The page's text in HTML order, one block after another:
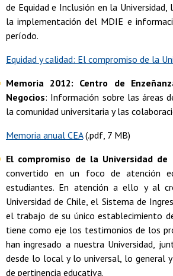
de Equidad e Inclusión en la
la implementación del MDIE e
período.
Equidad y calidad: El compromiso de la
Memoria 2012: Centro de
Negocios: Información sobre las áreas
la comunidad universitaria y las
Memoria anual CEA(.pdf, 7 MB)
El compromiso de la Universidad
convertido en un foco de atención
estudiantes. En atención a ello y al
Universidad de Chile, el Sistema de
el trabajo de su único establecimiento
tiene como eje los testimonios de los
han ingresado a nuestra Universidad,
desde lo local y lo universal, lo general
de pertinencia educativa.